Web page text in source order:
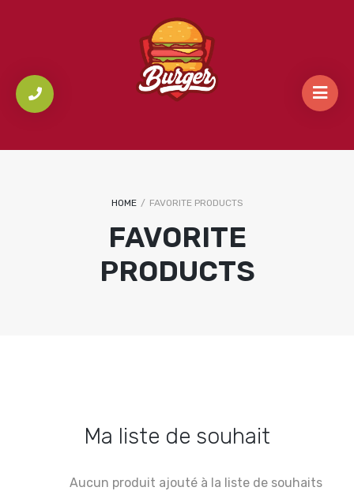
HOME / FAVORITE PRODUCTS
FAVORITE
PRODUCTS
Ma liste de souhait
Aucun produit ajouté à la liste de souhaits